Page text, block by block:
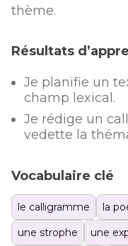
thème.
Résultats
Je planifie un
champ lexical.
Je rédige un
vedette la
Vocabulaire clé
le calligramme la
une strophe
une